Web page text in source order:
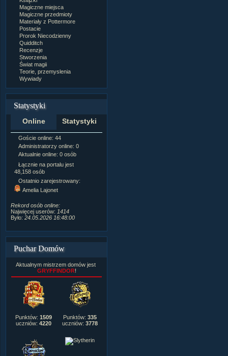
Magiczne miejsca
Magiczne przedmioty
Materiały z Pottermore
Postacie
Prorok Niecodzienny
Quidditch
Recenzje
Stworzenia
Świat magii
Teorie, przemyslenia
Wywiady
Statystyki
Online Statystyki
Goście online: 44
Administratorzy online: 0
Aktualnie online: 0 osób
Łącznie na portalu jest
48,158 osób
Ostatnio zarejestrowany:
Amelia Lajonet
Rekord osób online:
Najwięcej userów: 1414
Było: 24.05.2026 16:48:00
Puchar Domów
Aktualnym mistrzem domów jest
GRYFFINDOR!
Punktów: 1509
uczniów: 4220
Punktów: 335
uczniów: 3778